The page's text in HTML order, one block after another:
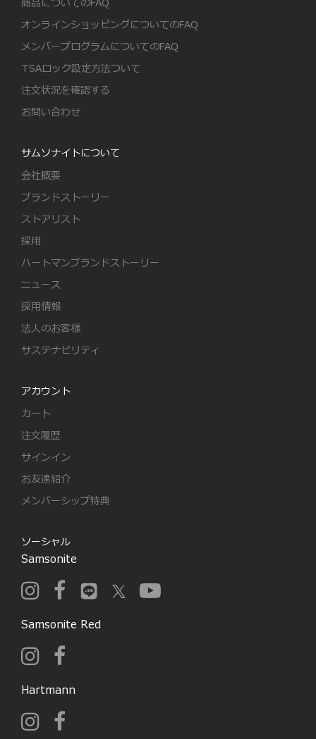
オンラインショッピングについてのFAQ
メンバープログラムについてのFAQ
TSAロック設定方法ついて
注文状況を確認する
お問い合わせ
サムソナイトについて
会社概要
ブランドストーリー
ストアリスト
採用
ハートマンブランドストーリー
ニュース
採用情報
法人のお客様
サステナビリティ
アカウント
カート
注文履歴
サインイン
お友達紹介
メンバーシップ特典
ソーシャル
Samsonite
Samsonite Red
Hartmann